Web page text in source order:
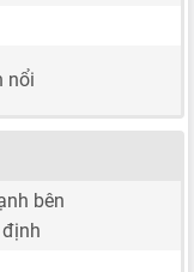
nổi
bên